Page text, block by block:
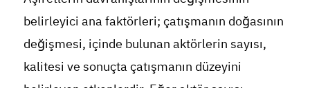
belirleyici ana faktörleri; çatışmanın doğasının
değişmesi, içinde bulunan aktörlerin sayısı,
kalitesi ve sonuçta çatışmanın düzeyini